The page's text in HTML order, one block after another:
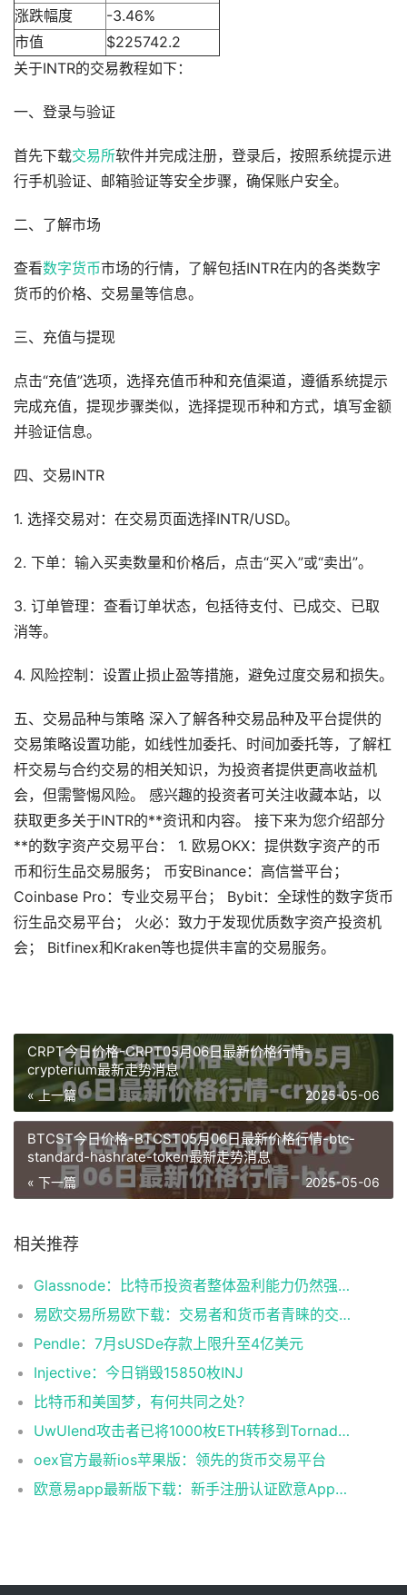
涨跌幅度
-3.46%
市值
$225742.2
关于INTR的交易教程如下：
一、登录与验证
首先下载交易所软件并完成注册，登录后，按照系统提示进
行手机验证、邮箱验证等安全步骤，确保账户安全。
二、了解市场
查看数字货币市场的行情，了解包括INTR在内的各类数字
货币的价格、交易量等信息。
三、充值与提现
点击“充值”选项，选择充值币种和充值渠道，遵循系统提示
完成充值，提现步骤类似，选择提现币种和方式，填写金额
并验证信息。
四、交易INTR
1. 选择交易对：在交易页面选择INTR/USD。
2. 下单：输入买卖数量和价格后，点击“买入”或“卖出”。
3. 订单管理：查看订单状态，包括待支付、已成交、已取
消等。
4. 风险控制：设置止损止盈等措施，避免过度交易和损失。
五、交易品种与策略 深入了解各种交易品种及平台提供的
交易策略设置功能，如线性加委托、时间加委托等，了解杠
杆交易与合约交易的相关知识，为投资者提供更高收益机
会，但需警惕风险。 感兴趣的投资者可关注收藏本站，以
获取更多关于INTR的**资讯和内容。 接下来为您介绍部分
**的数字资产交易平台： 1. 欧易OKX：提供数字资产的币
币和衍生品交易服务； 币安Binance：高信誉平台；
Coinbase Pro：专业交易平台； Bybit：全球性的数字货币
衍生品交易平台； 火必：致力于发现优质数字资产投资机
会； Bitfinex和Kraken等也提供丰富的交易服务。
CRPT今日价格-CRPT05月06日最新价格行情-
crypterium最新走势消息
« 上一篇 2025-05-06
BTCST今日价格-BTCST05月06日最新价格行情-btc-
standard-hashrate-token最新走势消息
« 下一篇 2025-05-06
相关推荐
Glassnode：比特币投资者整体盈利能力仍然强劲，更大的波动即将到来
易欧交易所易欧下载：交易者和货币者青睐的交易平台
Pendle：7月sUSDe存款上限升至4亿美元
Injective：今日销毁15850枚INJ
比特币和美国梦，有何共同之处？
UwUlend攻击者已将1000枚ETH转移到Tornado Cash
oex官方最新ios苹果版：领先的货币交易平台
欧意易app最新版下载：新手注册认证欧意App下载操作教程